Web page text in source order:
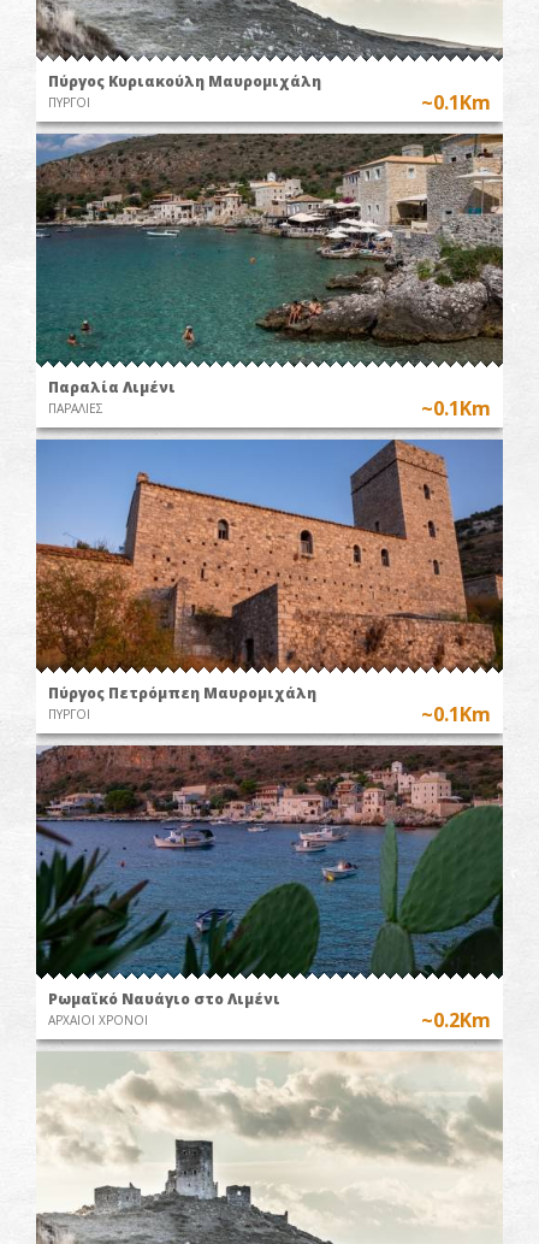
Πύργος Κυριακούλη Μαυρομιχάλη
ΠΥΡΓΟΙ ~0.1Km
Παραλία Λιμένι
ΠΑΡΑΛΙΕΣ ~0.1Km
Πύργος Πετρόμπεη Μαυρομιχάλη
ΠΥΡΓΟΙ ~0.1Km
Ρωμαϊκό Ναυάγιο στο Λιμένι
ΑΡΧΑΙΟΙ ΧΡΟΝΟΙ ~0.2Km